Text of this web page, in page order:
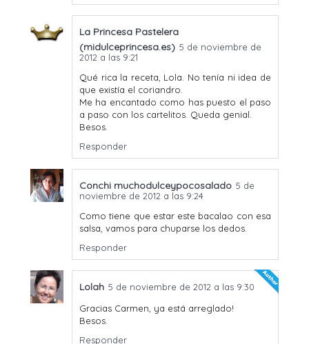
La Princesa Pastelera
(midulceprincesa.es) 5 de noviembre de
2012 a las 9:21
Qué rica la receta, Lola. No tenía ni idea de
que existía el coriandro.
Me ha encantado como has puesto el paso
a paso con los cartelitos. Queda genial.
Besos.
Responder
Conchi muchodulceypocosalado 5 de
noviembre de 2012 a las 9:24
Como tiene que estar este bacalao con esa
salsa, vamos para chuparse los dedos.
Responder
Lolah 5 de noviembre de 2012 a las 9:30
Gracias Carmen, ya está arreglado!
Besos.
Responder